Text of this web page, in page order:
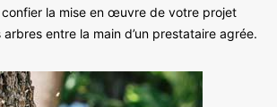
la mise en œuvre de votre projet
entre la main d’un prestataire agrée.